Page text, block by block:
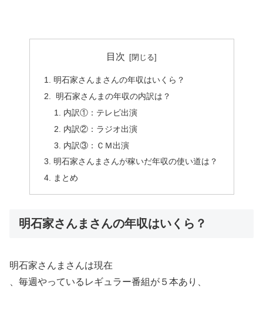
目次
明石家さんまさんの年収はいくら？
明石家さんまの年収の内訳は？
内訳①：テレビ出演
内訳②：ラジオ出演
内訳③：ＣＭ出演
明石家さんまさんが稼いだ年収の使い道は？
まとめ
明石家さんまさんの年収はいくら？
明石家さんまさんは現在
、毎週やっているレギュラー番組が５本あり、